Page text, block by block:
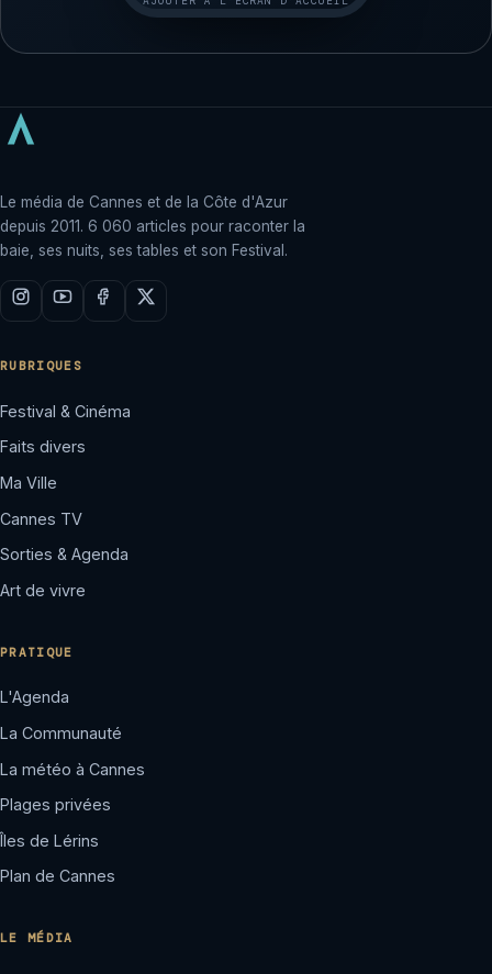
Le média de Cannes et de la Côte d'Azur
depuis 2011. 6 060 articles pour raconter la
baie, ses nuits, ses tables et son Festival.
RUBRIQUES
Festival & Cinéma
Faits divers
Ma Ville
Cannes TV
Sorties & Agenda
Art de vivre
PRATIQUE
L'Agenda
La Communauté
La météo à Cannes
Plages privées
Îles de Lérins
Plan de Cannes
LE MÉDIA